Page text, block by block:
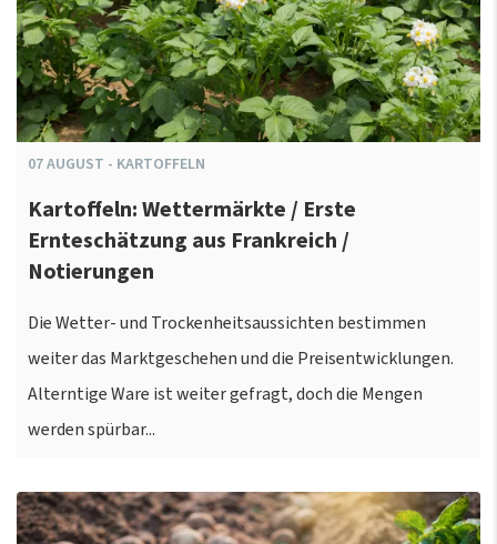
07AUGUST - KARTOFFELN
Kartoffeln: Wettermärkte / Erste
Ernteschätzung aus Frankreich /
Notierungen
Die Wetter- und Trockenheitsaussichten bestimmen
weiter das Marktgeschehen und die Preisentwicklungen.
Alterntige Ware ist weiter gefragt, doch die Mengen
werden spürbar...